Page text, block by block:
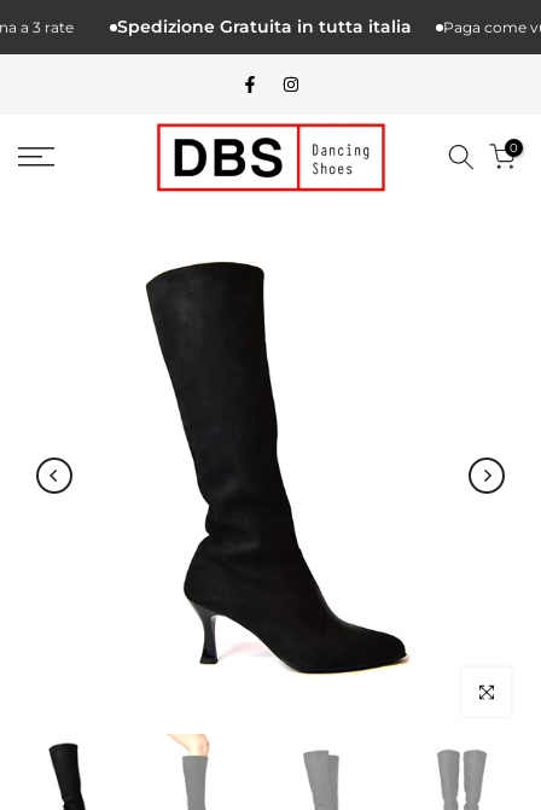
Salta.
alcontenuto
a 3 rate Spedizione Gratuita in tutta italia Paga come
0
Clicca